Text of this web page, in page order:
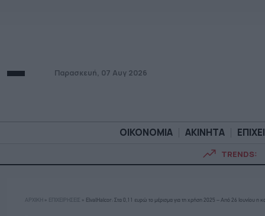
Παρασκευή, 07 Αυγ 2026
ΟΙΚΟΝΟΜΙΑ ΑΚΙΝΗΤΑ
TRENDS:
ΟΙΚΟΝΟΜΙΑ ΑΚΙΝΗΤΑ
ΑΡΧΙΚΗ » ΕΠΙΧΕΙΡΗΣΕΙΣ » ElvalHalcor: Στα 0,11 ευρώ το μέρισμα για τη χρήση 2025 – Από 26 Ιουνίου η